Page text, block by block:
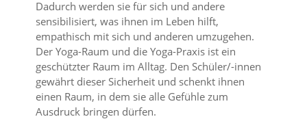
Dadurch werden sie für sich und andere
sensibilisiert, was ihnen im Leben hilft,
empathisch mit sich und anderen umzugehen.
Der Yoga-Raum und die Yoga-Praxis ist ein
geschützter Raum im Alltag. Den Schüler/-innen
gewährt dieser Sicherheit und schenkt ihnen
einen Raum, in dem sie alle Gefühle zum
Ausdruck bringen dürfen.